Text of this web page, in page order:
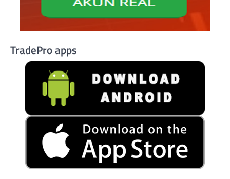
TradePro apps